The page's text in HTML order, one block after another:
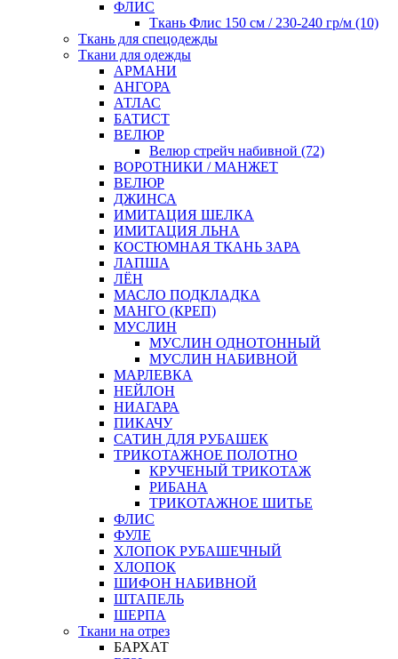
ФЛИС
Ткань Флис 150 см / 230-240 гр/м (10)
Ткань для спецодежды
Ткани для одежды
АРМАНИ
АНГОРА
АТЛАС
БАТИСТ
ВЕЛЮР
Велюр стрейч набивной (72)
ВОРОТНИКИ / МАНЖЕТ
ВЕЛЮР
ДЖИНСА
ИМИТАЦИЯ ШЕЛКА
ИМИТАЦИЯ ЛЬНА
КОСТЮМНАЯ ТКАНЬ ЗАРА
ЛАПША
ЛЁН
МАСЛО ПОДКЛАДКА
МАНГО (КРЕП)
МУСЛИН
МУСЛИН ОДНОТОННЫЙ
МУСЛИН НАБИВНОЙ
МАРЛЕВКА
НЕЙЛОН
НИАГАРА
ПИКАЧУ
САТИН ДЛЯ РУБАШЕК
ТРИКОТАЖНОЕ ПОЛОТНО
КРУЧЕНЫЙ ТРИКОТАЖ
РИБАНА
ТРИКОТАЖНОЕ ШИТЬЕ
ФЛИС
ФУЛЕ
ХЛОПОК РУБАШЕЧНЫЙ
ХЛОПОК
ШИФОН НАБИВНОЙ
ШТАПЕЛЬ
ШЕРПА
Ткани на отрез
БАРХАТ